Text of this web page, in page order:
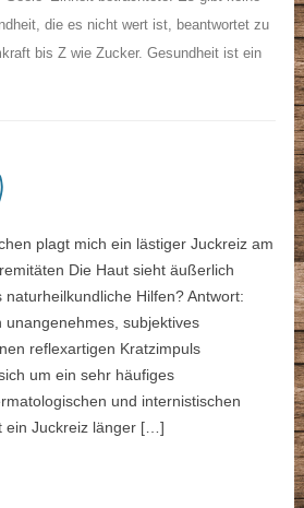
die es nicht wert ist, beantwortet zu
bis Z wie Zucker. Gesundheit ist ein
plagt mich ein lästiger Juckreiz am
Die Haut sieht äußerlich
Hilfen? Antwort:
unangenehmes, subjektives
reflexartigen Kratzimpuls
um ein sehr häufiges
und internistischen
ein Juckreiz länger […]